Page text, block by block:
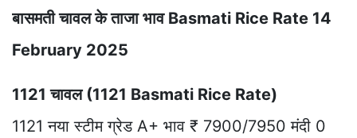
बासमती चावल के ताजा भाव Basmati Rice Rate 14
February 2025
1121 चावल (1121 Basmati Rice Rate)
1121 नया स्टीम ग्रेड A+ भाव ₹ 7900/7950 मंदी 0